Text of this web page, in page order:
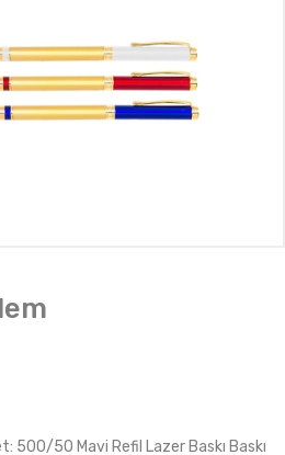
500/50 Mavi Refil Lazer Baskı Baskı